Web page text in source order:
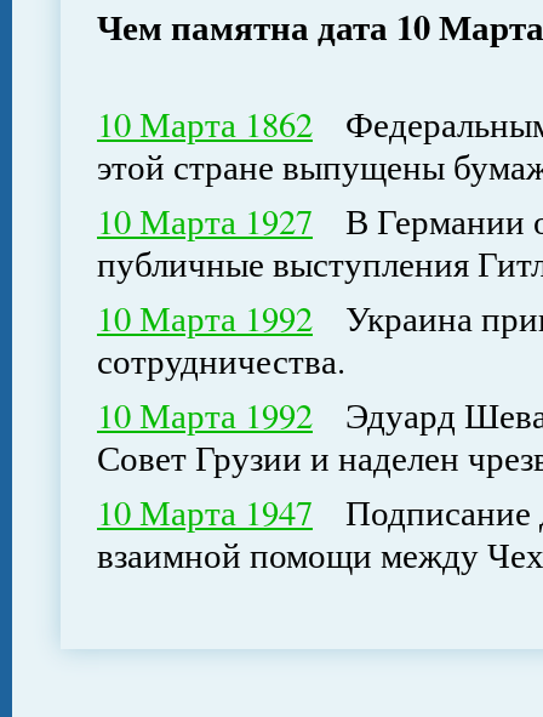
Чем памятна дата 10
10 Марта 1862
этой стране выпущены
10 Марта 1927 В Германии
публичные выступления
10 Марта 1992 Украина
сотрудничества.
10 Марта 1992 Эдуард
Совет Грузии и наделен
10 Марта 1947 Подписание
взаимной помощи между